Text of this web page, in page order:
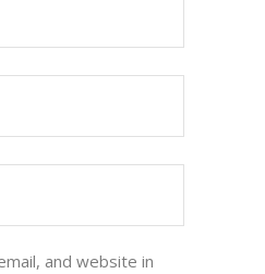
and website in